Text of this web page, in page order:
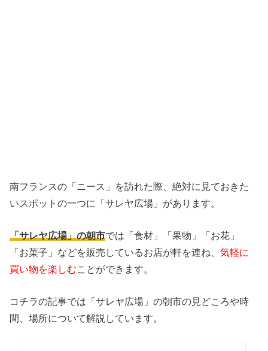
南フランスの「ニース」を訪れた際、絶対に見ておきた
いスポットの一つに「サレヤ広場」があります。
「サレヤ広場」の朝市では「食材」「果物」「お花」
「お菓子」などを販売しているお店が軒を連ね、気軽に
買い物を楽しむことができます。
コチラの記事では「サレヤ広場」の朝市の見どころや時
間、場所について解説しています。